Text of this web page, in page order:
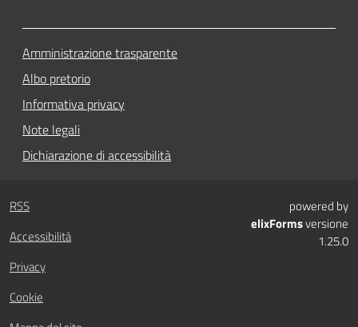
Amministrazione trasparente
Albo pretorio
Informativa privacy
Note legali
Dichiarazione di accessibilità
RSS
Accessibilità
Privacy
Cookie
powered by
elixFormsversione
1.25.0